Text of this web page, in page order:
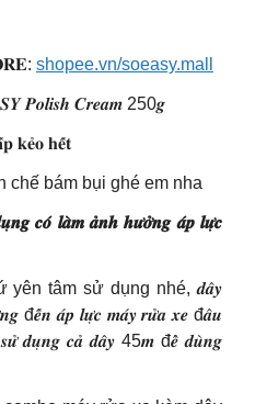
shopee.vn/soeasy.mall
𝑷𝒐𝒍𝒊𝒔𝒉 𝑪𝒓𝒆𝒂𝒎 250𝒈
𝐤𝐞̉𝐨 𝐡𝐞̂́𝐭
chế bám bụi ghé em nha
𝒄𝒐́ 𝒍𝒂̀𝒎 𝒂̉𝒏𝒉 𝒉𝒖̛𝒐̛̉𝒏𝒈 𝒂́𝒑 𝒍𝒖̛̣𝒄
yên tâm sử dụng nhé, 𝒅𝒂̂𝒚
đ𝒆̂́𝒏 𝒂́𝒑 𝒍𝒖̛̣𝒄 𝒎𝒂́𝒚 𝒓𝒖̛̉𝒂 𝒙𝒆 đ𝒂̂𝒖
𝒅𝒖̣𝒏𝒈 𝒄𝒂̉ 𝒅𝒂̂𝒚 45𝒎 đ𝒆̂̉ 𝒅𝒖̀𝒏𝒈